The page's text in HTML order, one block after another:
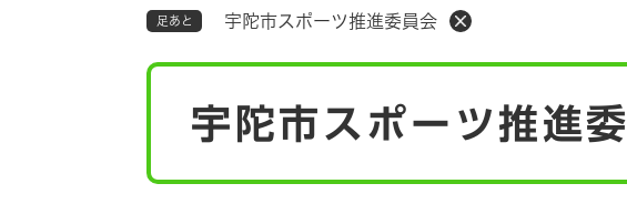
足あと 宇陀市スポーツ推進委員会
宇陀市スポーツ推進